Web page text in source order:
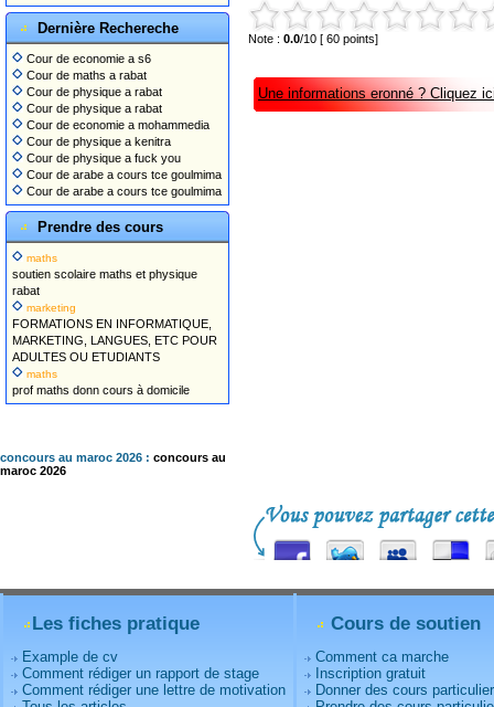
Dernière Rechereche
Cour de economie a s6
Cour de maths a rabat
Cour de physique a rabat
Cour de physique a rabat
Cour de economie a mohammedia
Cour de physique a kenitra
Cour de physique a fuck you
Cour de arabe a cours tce goulmima
Cour de arabe a cours tce goulmima
Prendre des cours
maths
soutien scolaire maths et physique
rabat
marketing
FORMATIONS EN INFORMATIQUE,
MARKETING, LANGUES, ETC POUR
ADULTES OU ETUDIANTS
maths
prof maths donn cours à domicile
concours au maroc 2026 : concours au
maroc 2026
Note : 0.0/10 [ 60 points]
Une informations eronné ? Cliquez
Les fiches pratique
Example de cv
Comment rédiger un rapport de stage
Comment rédiger une lettre de motivation
Cours de soutien
Comment ca marche
Inscription gratuit
Donner des cours